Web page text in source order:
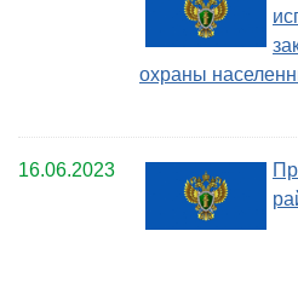
охраны
16.06.2023